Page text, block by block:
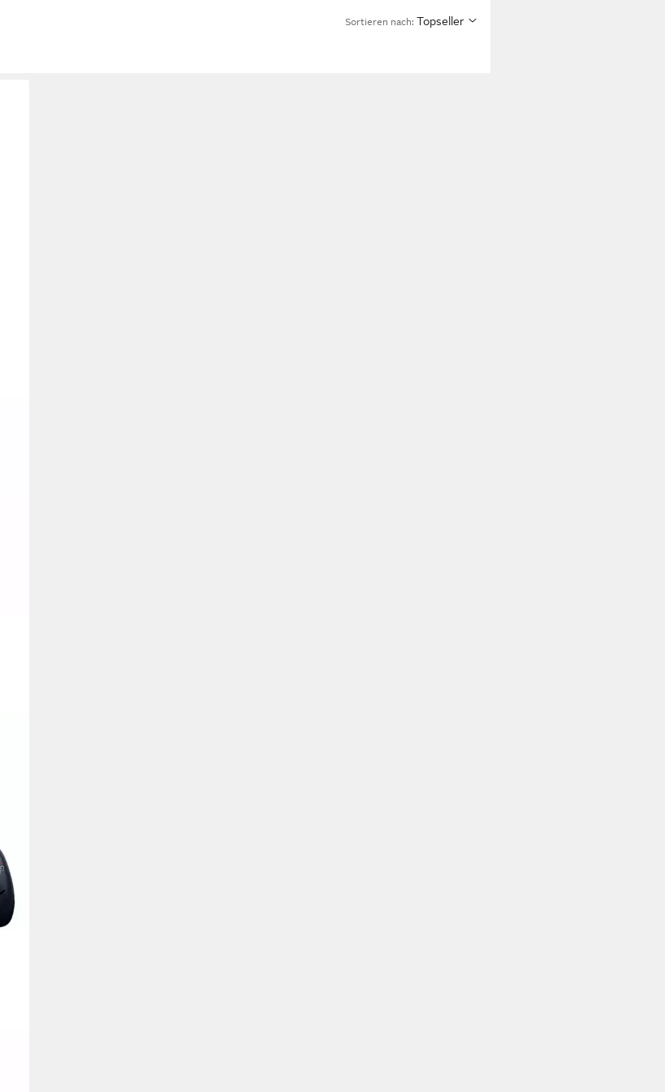
Sortieren nach: Topseller